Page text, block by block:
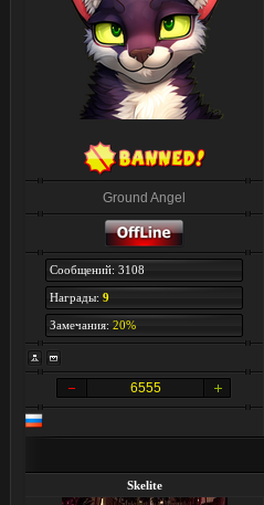
Ground Angel
Сообщений: 3108
Награды: 9
Замечания: 20%
6555
Skelite